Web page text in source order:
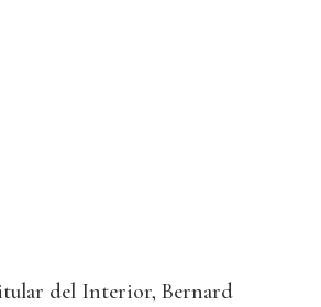
del Interior, Bernard